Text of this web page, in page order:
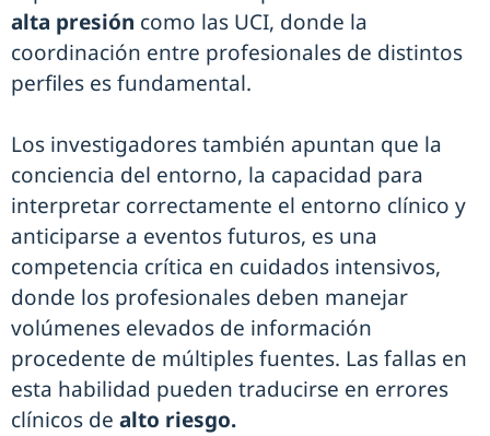
alta presión como las UCI, donde la
coordinación entre profesionales de distintos
perfiles es fundamental.
Los investigadores también apuntan que la
conciencia del entorno, la capacidad para
interpretar correctamente el entorno clínico y
anticiparse a eventos futuros, es una
competencia crítica en cuidados intensivos,
donde los profesionales deben manejar
volúmenes elevados de información
procedente de múltiples fuentes. Las fallas en
esta habilidad pueden traducirse en errores
clínicos de alto riesgo.